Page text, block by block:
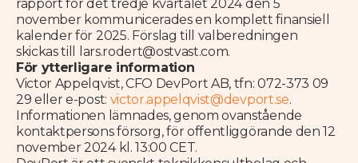
rapport för det tredje kvartalet 2024 den 5
november kommunicerades en komplett finansiell
kalender för 2025. Förslag till valberedningen
skickas till lars.rodert@ostvast.com.
För ytterligare information
Victor Appelqvist, CFO DevPort AB, tfn: 072-373 09
29 eller e-post: victor.appelqvist@devport.se.
Informationen lämnades, genom ovanstående
kontaktpersons försorg, för offentliggörande den 12
november 2024 kl. 13:00 CET.